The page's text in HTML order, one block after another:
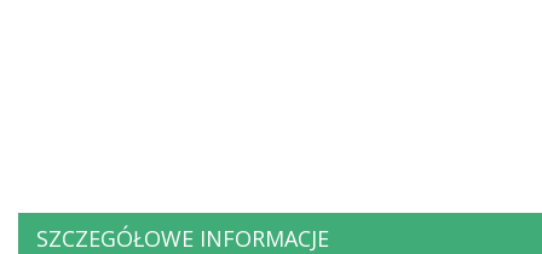
SZCZEGÓŁOWE INFORMACJE